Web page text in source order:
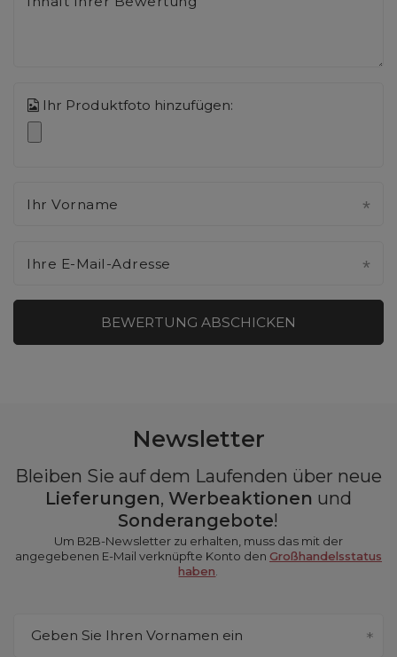
Ihr Produktfoto hinzufügen:
Ihr Vorname
Ihre E-Mail-Adresse
BEWERTUNG ABSCHICKEN
Newsletter
Bleiben Sie auf dem Laufenden über neue
Lieferungen, Werbeaktionen und
Sonderangebote!
Um B2B-Newsletter zu erhalten, muss das mit der
angegebenen E-Mail verknüpfte Konto den Großhandelsstatus
haben
Geben Sie Ihren Vornamen ein